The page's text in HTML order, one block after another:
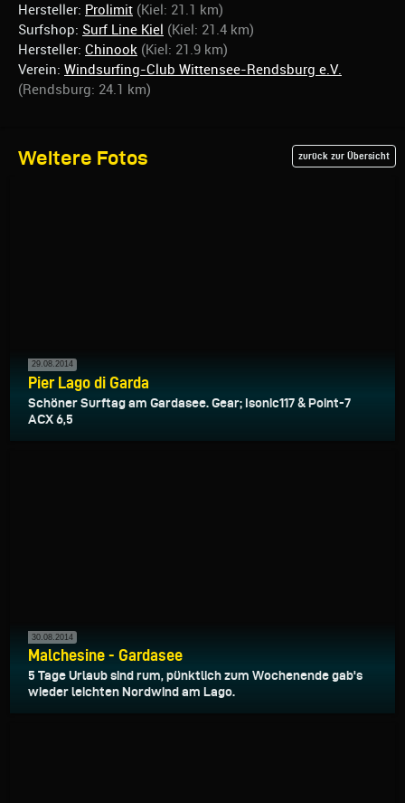
Hersteller: Prolimit (Kiel: 21.1 km)
Surfshop: Surf Line Kiel (Kiel: 21.4 km)
Hersteller: Chinook (Kiel: 21.9 km)
Verein: Windsurfing-Club Wittensee-Rendsburg e.V.
(Rendsburg: 24.1 km)
Weitere Fotos zurück zur Übersicht
29.08.2014
Pier Lago di Garda
Schöner Surftag am Gardasee. Gear; Isonic117 & Point-7
ACX 6,5
30.08.2014
Malchesine - Gardasee
5 Tage Urlaub sind rum, pünktlich zum Wochenende gab's
wieder leichten Nordwind am Lago.